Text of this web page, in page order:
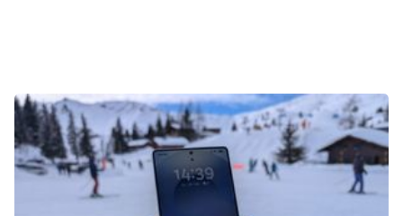
Zusammenarbeit
Kontakt
Impressum